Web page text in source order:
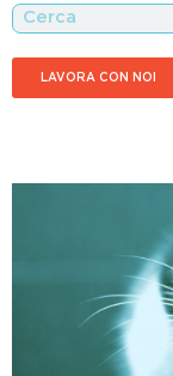
LAVORA CON NOI